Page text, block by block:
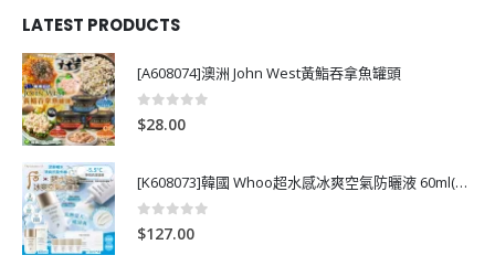
LATEST PRODUCTS
[A608074]澳洲 John West黃鮨吞拿魚罐頭
0 out of 5
$28.00
[K608073]韓國 Whoo超水感冰爽空氣防曬液 60ml(送13ml*4支)
0 out of 5
$127.00